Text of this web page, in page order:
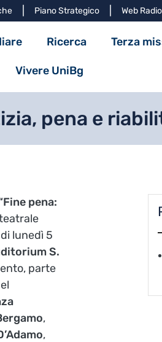
principale
Piano Strategico Web Radio
principale
Ricerca Terza
Vivere UniBg
pena e
pena:
lunedì 5
S.
parte
,
,